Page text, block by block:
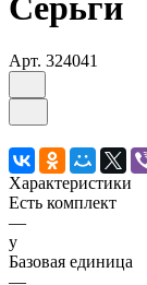
Арт. 324041
Характеристики
Есть комплект
—
y
Базовая единица